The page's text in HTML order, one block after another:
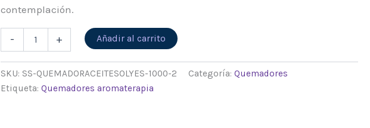
contemplación.
- + Añadir al carrito
SKU: SS-QUEMADORACEITESOLYES-1000-2 Categoría:Quemadores
Etiqueta:Quemadores aromaterapia